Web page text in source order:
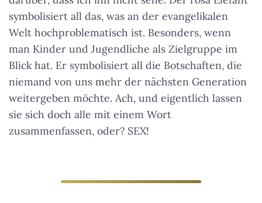
symbolisiert all das, was an der evangelikalen
Welt hochproblematisch ist. Besonders, wenn
man Kinder und Jugendliche als Zielgruppe im
Blick hat. Er symbolisiert all die Botschaften, die
niemand von uns mehr der nächsten Generation
weitergeben möchte. Ach, und eigentlich lassen
sie sich doch alle mit einem Wort
zusammenfassen, oder? SEX!